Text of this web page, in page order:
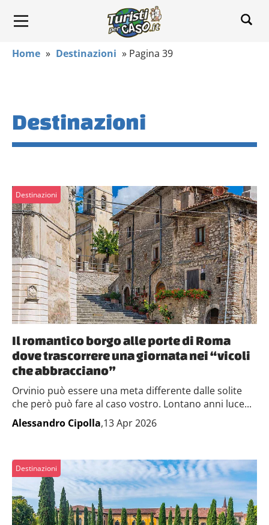
Home » Destinazioni » Pagina 39
Destinazioni
Destinazioni
Il romantico borgo alle porte di Roma
dove trascorrere una giornata nei “vicoli
che abbracciano”
Orvinio può essere una meta differente dalle solite
che però può fare al caso vostro. Lontano anni luce...
Alessandro Cipolla,13 Apr 2026
Destinazioni